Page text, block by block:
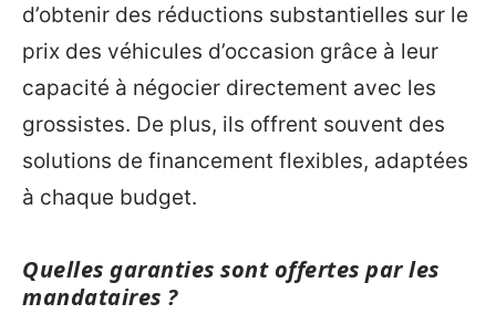
d’obtenir des réductions substantielles sur le
prix des véhicules d’occasion grâce à leur
capacité à négocier directement avec les
grossistes. De plus, ils offrent souvent des
solutions de financement flexibles, adaptées
à chaque budget.
Quelles garanties sont offertes par les
mandataires ?